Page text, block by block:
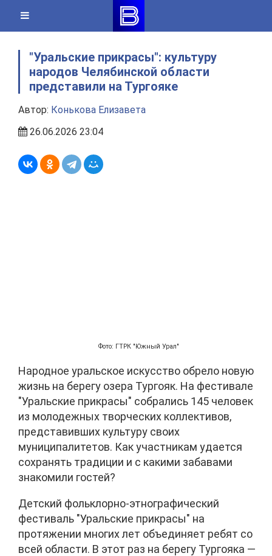
content
"Уральские прикрасы": культуру
народов Челябинской области
представили на Тургояке
Автор: Конькова Елизавета
26.06.2026 23:04
Фото: ГТРК "Южный Урал"
Народное уральское искусство обрело новую
жизнь на берегу озера Тургояк. На фестивале
"Уральские прикрасы" собрались 145 человек
из молодежных творческих коллективов,
представивших культуру своих
муниципалитетов. Как участникам удается
сохранять традиции и с какими забавами
знакомили гостей?
Детский фольклорно-этнографический
фестиваль "Уральские прикрасы" на
протяжении многих лет объединяет ребят со
всей области. В этот раз на берегу Тургояка —